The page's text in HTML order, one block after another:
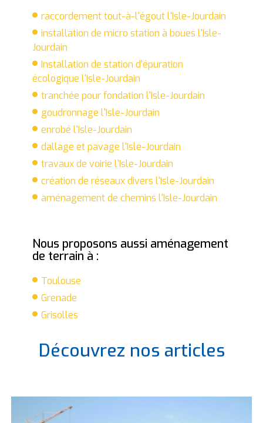
raccordement tout-à-l'égout l'Isle-Jourdain
installation de micro station à boues l'Isle-
Jourdain
Installation de station d'épuration
écologique l'Isle-Jourdain
tranchée pour fondation l'Isle-Jourdain
goudronnage l'Isle-Jourdain
enrobé l'Isle-Jourdain
dallage et pavage l'Isle-Jourdain
travaux de voirie l'Isle-Jourdain
création de réseaux divers l'Isle-Jourdain
aménagement de chemins l'Isle-Jourdain
Nous proposons aussi aménagement
de terrain à :
Toulouse
Grenade
Grisolles
Découvrez nos articles